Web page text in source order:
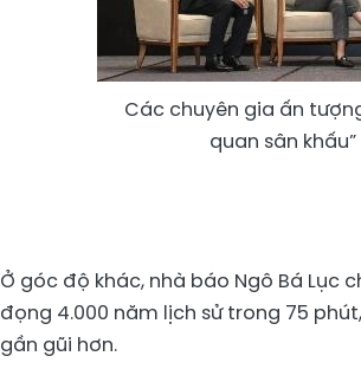
Các chuyên gia ấn
quan sân
Ở góc độ khác, nhà báo Ngô Bá Lục
đọng 4.000 năm lịch sử trong 75
gần gũi hơn.